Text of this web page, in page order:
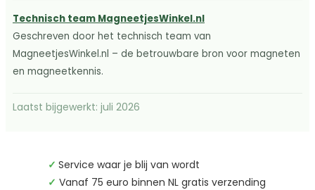
Technisch team MagneetjesWinkel.nl
Geschreven door het technisch team van
MagneetjesWinkel.nl – de betrouwbare bron voor magneten
en magneetkennis.
Laatst bijgewerkt: juli 2026
✓ Service waar je blij van wordt
✓ Vanaf 75 euro binnen NL gratis verzending